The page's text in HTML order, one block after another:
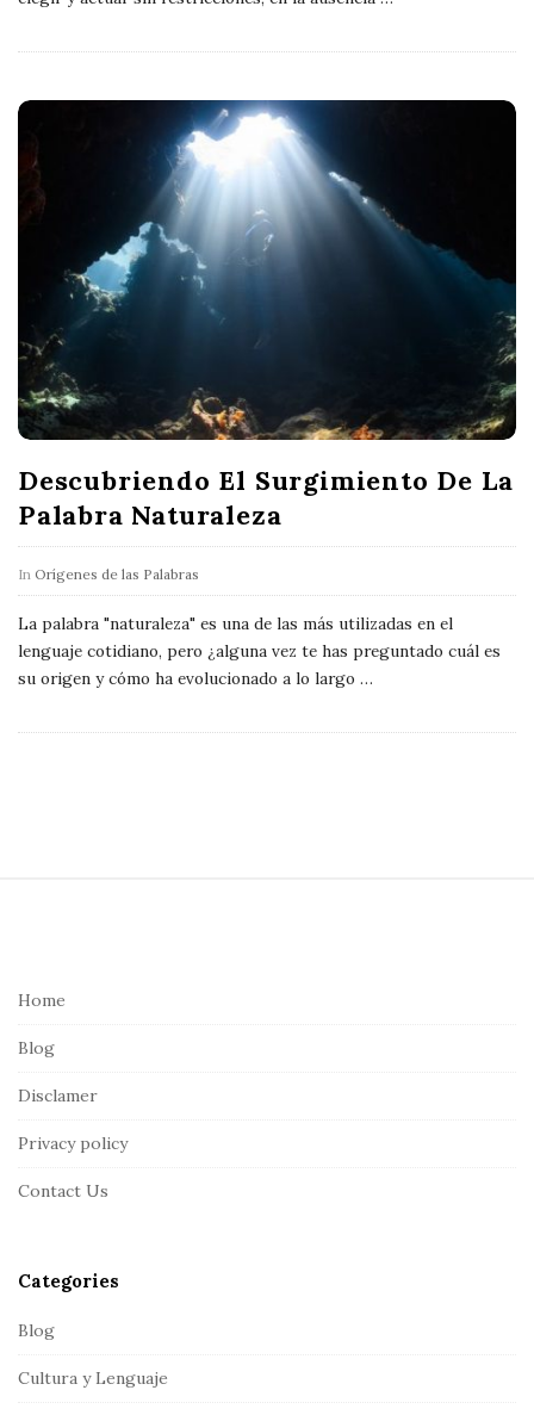
Descubriendo El Surgimiento De La
Palabra Naturaleza
In Orígenes de las Palabras
La palabra "naturaleza" es una de las más utilizadas en el
lenguaje cotidiano, pero ¿alguna vez te has preguntado cuál es
su origen y cómo ha evolucionado a lo largo …
Home
Blog
Disclamer
Privacy policy
Contact Us
Categories
Blog
Cultura y Lenguaje